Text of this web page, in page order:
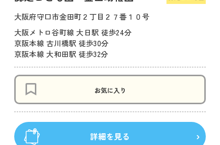
大阪府守口市金田町２丁目２７番１０号
大阪メトロ谷町線 大日駅 徒歩24分
京阪本線 古川橋駅 徒歩30分
京阪本線 大和田駅 徒歩32分
お気に入り
詳細を見る